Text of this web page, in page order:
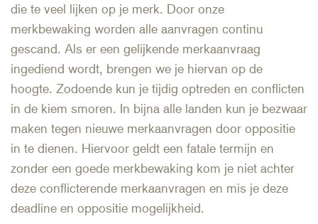
die te veel lijken op je merk. Door onze
merkbewaking worden alle aanvragen continu
gescand. Als er een gelijkende merkaanvraag
ingediend wordt, brengen we je hiervan op de
hoogte. Zodoende kun je tijdig optreden en conflicten
in de kiem smoren. In bijna alle landen kun je bezwaar
maken tegen nieuwe merkaanvragen door oppositie
in te dienen. Hiervoor geldt een fatale termijn en
zonder een goede merkbewaking kom je niet achter
deze conflicterende merkaanvragen en mis je deze
deadline en oppositie mogelijkheid.